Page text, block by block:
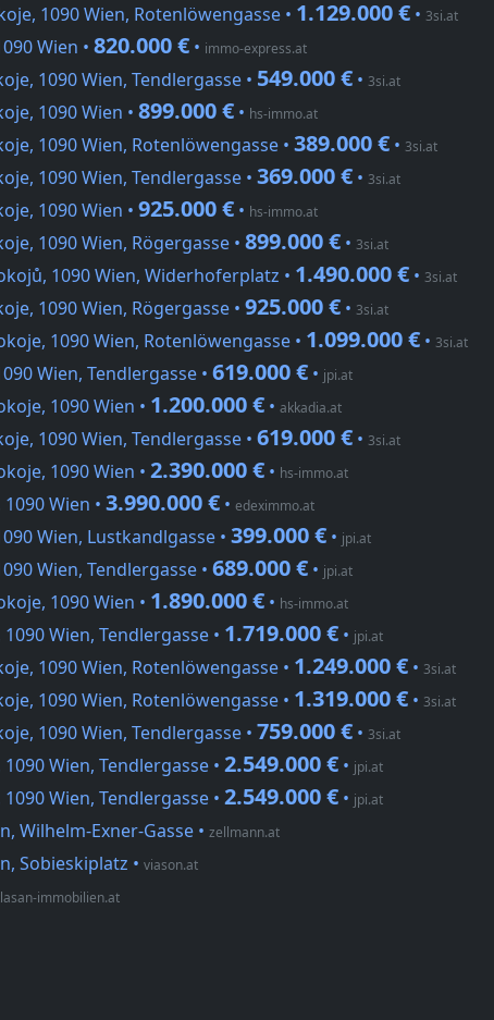
1090 Wien, Rotenlöwengasse • 1.129.000 € • 3si.at
Wien • 820.000 € • immo-express.at
1090 Wien, Tendlergasse • 549.000 € • 3si.at
1090 Wien • 899.000 € • hs-immo.at
1090 Wien, Rotenlöwengasse • 389.000 € • 3si.at
1090 Wien, Tendlergasse • 369.000 € • 3si.at
1090 Wien • 925.000 € • hs-immo.at
1090 Wien, Rögergasse • 899.000 € • 3si.at
1090 Wien, Widerhoferplatz • 1.490.000 € • 3si.at
1090 Wien, Rögergasse • 925.000 € • 3si.at
1090 Wien, Rotenlöwengasse • 1.099.000 € • 3si.at
Wien, Tendlergasse • 619.000 € • jpi.at
1090 Wien • 1.200.000 € • akkadia.at
1090 Wien, Tendlergasse • 619.000 € • 3si.at
1090 Wien • 2.390.000 € • hs-immo.at
1090 Wien • 3.990.000 € • edeximmo.at
Wien, Lustkandlgasse • 399.000 € • jpi.at
Wien, Tendlergasse • 689.000 € • jpi.at
1090 Wien • 1.890.000 € • hs-immo.at
1090 Wien, Tendlergasse • 1.719.000 € • jpi.at
1090 Wien, Rotenlöwengasse • 1.249.000 € • 3si.at
1090 Wien, Rotenlöwengasse • 1.319.000 € • 3si.at
1090 Wien, Tendlergasse • 759.000 € • 3si.at
1090 Wien, Tendlergasse • 2.549.000 € • jpi.at
1090 Wien, Tendlergasse • 2.549.000 € • jpi.at
Wilhelm-Exner-Gasse • zellmann.at
Sobieskiplatz • viason.at
immobilien.at